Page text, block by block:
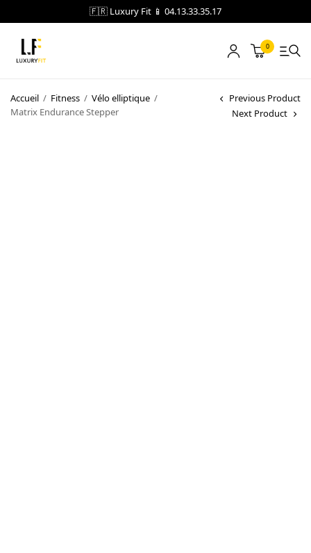
🇫🇷 Luxury Fit 📱 04.13.33.35.17
0
Accueil / Fitness / Vélo elliptique /
Matrix Endurance Stepper
Previous Product
Next Product
LOCATION
NOTRE CATALOGUE